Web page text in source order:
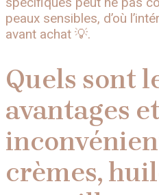
peaux sensibles, d’où
avant achat 💡.
Quels sont
avantages et
crèmes,